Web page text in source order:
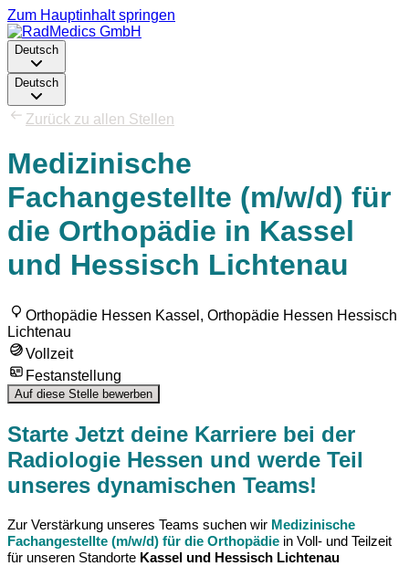
Zum Hauptinhalt springen
Deutsch
Deutsch
Zurück zu allen Stellen
Medizinische
Fachangestellte (m/w/d) für
die Orthopädie in Kassel
und Hessisch Lichtenau
Orthopädie Hessen Kassel, Orthopädie Hessen Hessisch
Lichtenau
Vollzeit
Festanstellung
Auf diese Stelle bewerben
Starte Jetzt deine Karriere bei der
Radiologie Hessen und werde Teil
unseres dynamischen Teams!
Zur Verstärkung unseres Teams suchen wir Medizinische
Fachangestellte (m/w/d) für die Orthopädie in Voll- und Teilzeit
für unseren Standorte Kassel und Hessisch Lichtenau